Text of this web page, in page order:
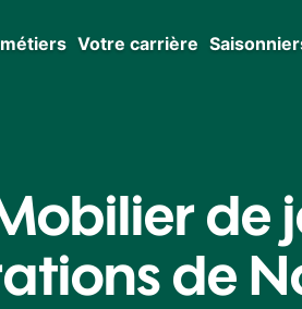
Votre carrière
de
de